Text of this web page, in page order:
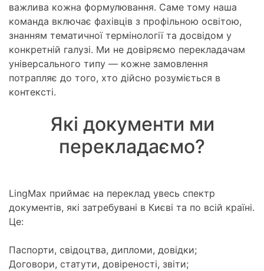
важлива кожна формулювання. Саме тому наша
команда включає фахівців з профільною освітою,
знанням тематичної термінології та досвідом у
конкретній галузі. Ми не довіряємо перекладачам
універсального типу — кожне замовлення
потрапляє до того, хто дійсно розуміється в
контексті.
Які документи ми
перекладаємо?
LingMax приймає на переклад увесь спектр
документів, які затребувані в Києві та по всій країні.
Це:
Паспорти, свідоцтва, дипломи, довідки;
Договори, статути, довіреності, звіти;